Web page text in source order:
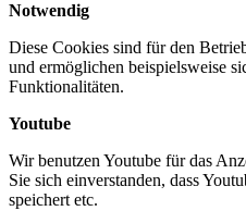
Notwendig
Diese Cookies sind für den
und ermöglichen beispielsweise
Funktionalitäten.
Youtube
Wir benutzen Youtube für das
Sie sich einverstanden, dass
speichert etc.